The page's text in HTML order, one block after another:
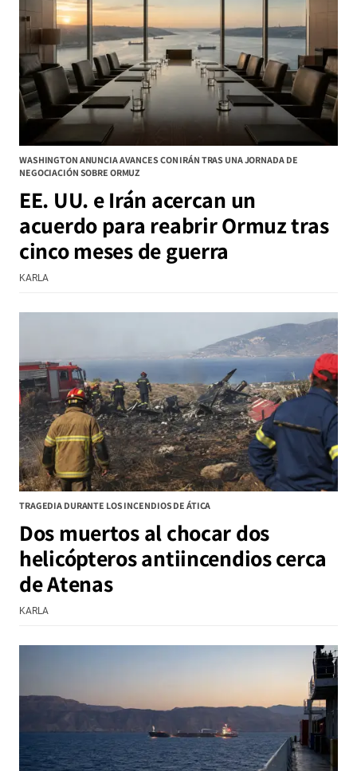
WASHINGTON ANUNCIA AVANCES CON IRÁN TRAS UNA JORNADA DE
NEGOCIACIÓN SOBRE ORMUZ
EE. UU. e Irán acercan un
acuerdo para reabrir Ormuz tras
cinco meses de guerra
KARLA
TRAGEDIA DURANTE LOS INCENDIOS DE ÁTICA
Dos muertos al chocar dos
helicópteros antiincendios cerca
de Atenas
KARLA